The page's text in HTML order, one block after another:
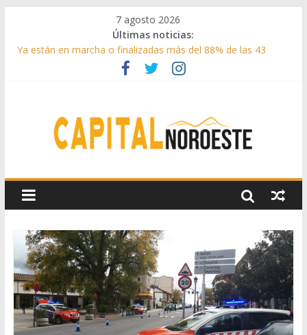
7 agosto 2026
Últimas noticias:
Ya están en marcha o finalizadas más del 88% de las 43
medidas urgentes para reconstruir la Sierra Oeste
Cerca de 33.000 asistentes en los espectáculos de la
kilos de forraje a las ganaderías afectadas por los incendios
de la Sierra Oeste
Guadarrama abre matricula 2026-2027 del Aula de
Humanidades